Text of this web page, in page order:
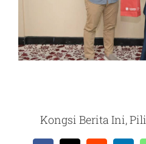
Kongsi Berita Ini,